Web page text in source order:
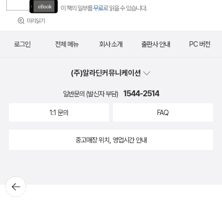
미리읽기
이 책의 일부를무료로 읽을 수 있습니다.
뒤로가
기
로그인 전체 메뉴 회사 소개 출판사 안내 PC 버전
(주)알라딘커뮤니케이션
일반문의 (발신자 부담) 1544-2514
1:1 문의 FAQ
중고매장 위치, 영업시간 안내